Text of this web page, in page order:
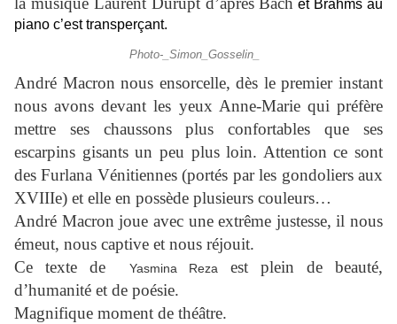
et Brahms au
piano c’est transperçant.
Photo-_Simon_Gosselin_
André Macron nous ensorcelle, dès le premier instant
nous avons devant les yeux Anne-Marie qui préfère
mettre ses chaussons plus confortables que ses
escarpins gisants un peu plus loin. Attention ce sont
des Furlana Vénitiennes (portés par les gondoliers aux
XVIIIe) et elle en possède plusieurs couleurs…
André Macron joue avec une extrême justesse, il nous
émeut, nous captive et nous réjouit.
Ce texte de
Yasmina Reza
est plein de beauté,
d’humanité et de poésie.
Magnifique moment de théâtre.